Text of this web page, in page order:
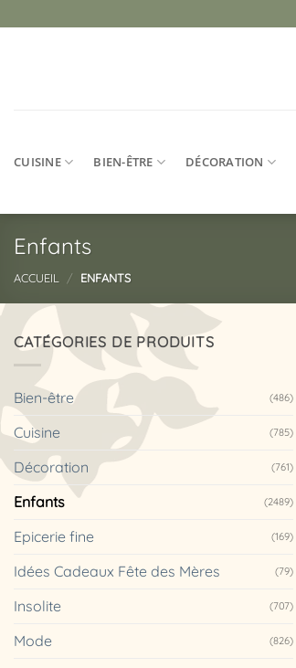
au
CUISINE BIEN-ÊTRE DÉCORATION
Enfants
ACCUEIL / ENFANTS
CATÉGORIES DE PRODUITS
Bien-être (486)
Cuisine (785)
Décoration (761)
Enfants (2489)
Epicerie fine (169)
Idées Cadeaux Fête des Mères (79)
Insolite (707)
Mode (826)